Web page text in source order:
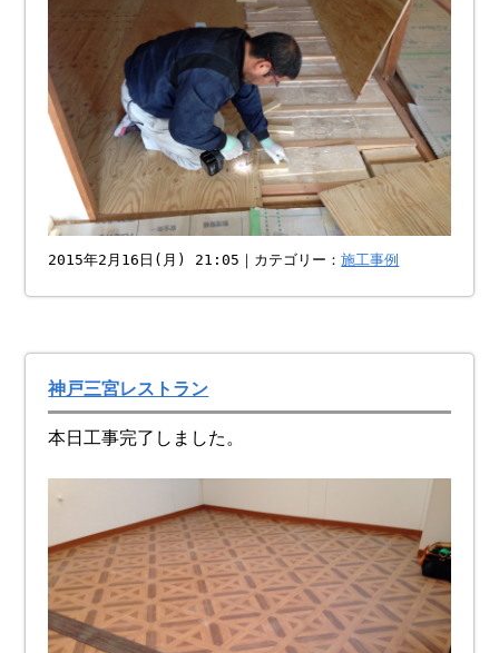
2015年2月16日(月) 21:05｜カテゴリー：施工事例
神戸三宮レストラン
本日工事完了しました。